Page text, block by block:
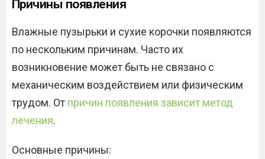
Причины появления
Влажные пузырьки и сухие корочки появляются
по нескольким причинам. Часто их
возникновение может быть не связано с
механическим воздействием или физическим
трудом. От причин появления зависит метод
лечения.
Основные причины: